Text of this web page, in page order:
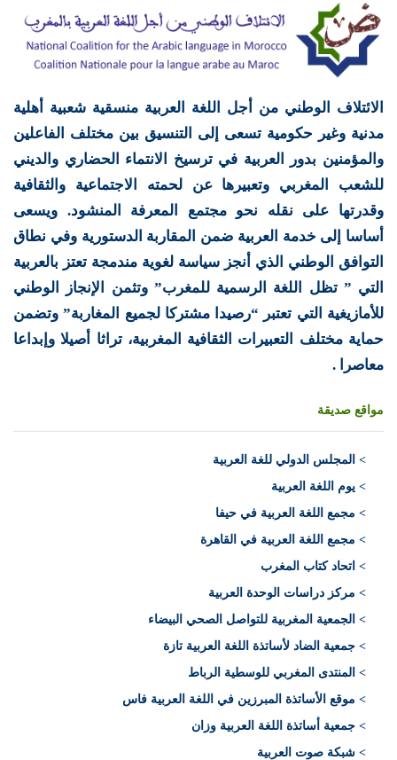
الائتلاف الوطني من أجل اللغة العربية منسقية شعبية أهلية
مدنية وغير حكومية تسعى إلى التنسيق بين مختلف الفاعلين
والمؤمنين بدور العربية في ترسيخ الانتماء الحضاري والديني
للشعب المغربي وتعبيرها عن لحمته الاجتماعية والثقافية
وقدرتها على نقله نحو مجتمع المعرفة المنشود. ويسعى
أساسا إلى خدمة العربية ضمن المقاربة الدستورية وفي نطاق
التوافق الوطني الذي أنجز سياسة لغوية مندمجة تعتز بالعربية
التي ” تظل اللغة الرسمية للمغرب” وتثمن الإنجاز الوطني
للأمازيغية التي تعتبر “رصيدا مشتركا لجميع المغاربة” وتضمن
حماية مختلف التعبيرات الثقافية المغربية، تراثا أصيلا وإبداعا
معاصرا .
مواقع صديقة
> المجلس الدولي للغة العربية
> يوم اللغة العربية
> مجمع اللغة العربية في حيفا
> مجمع اللغة العربية في القاهرة
> اتحاد كتاب المغرب
> مركز دراسات الوحدة العربية
> الجمعية المغربية للتواصل الصحي البيضاء
> جمعية الضاد لأساتذة اللغة العربية تازة
> المنتدى المغربي للوسطية الرباط
> موقع الأساتذة المبرزين في اللغة العربية فاس
> جمعية أساتذة اللغة العربية وزان
> شبكة صوت العربية